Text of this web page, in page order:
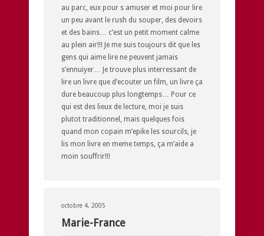
au parc, eux pour s amuser et moi pour lire
un peu avant le rush du souper, des devoirs
et des bains… c’est un petit moment calme
au plein air!!! Je me suis toujours dit que les
gens qui aime lire ne peuvent jamais
s’ennuiyer… Je trouve plus interressant de
lire un livre que d’ecouter un film, un livre ça
dure beaucoup plus longtemps… Pour ce
qui est des lieux de lecture, moi je suis
plutot traditionnel, mais quelques fois
quand mon copain m’epike les sourcils, je
lis mon livre en meme temps, ça m’aide a
moin souffrir!!!
octobre 4, 2005
Marie-France